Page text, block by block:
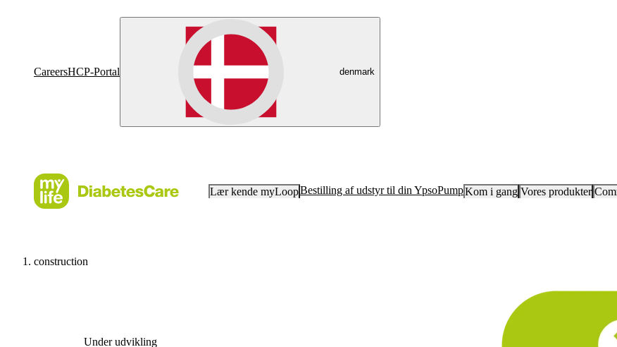
CareersHCP-Portal denmark
Lær kende myLoopBestilling af udstyr til din YpsoPumpKom i gang Vores produkter
construction
Under udvikling